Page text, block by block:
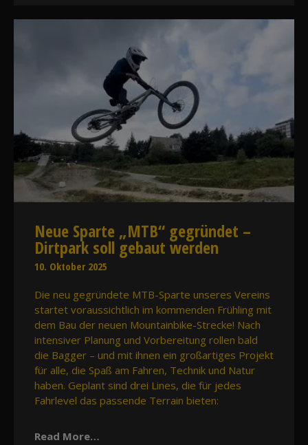
Neue Sparte „MTB“ gegründet –
Dirtpark soll gebaut werden
10. Oktober 2025
Die neu gegründete MTB-Sparte unseres Vereins
startet voraussichtlich im kommenden Frühling mit
dem Bau der neuen Mountainbike-Strecke! Nach
intensiver Planung und Vorbereitung rollen bald
die Bagger – und mit ihnen ein großartiges Projekt
für alle, die Spaß am Fahren, Technik und Natur
haben. Geplant sind drei Lines, die für jedes
Fahrlevel das passende Terrain bieten:
Read More…